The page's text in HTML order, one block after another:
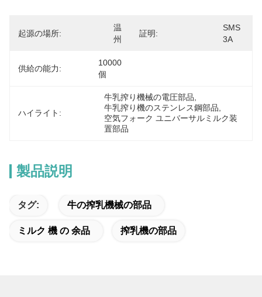
起源の場所:
温
州
証明:
SMS
3A
供給の能力:
10000
個
ハイライト:
牛乳搾り機械の電圧部品
牛乳搾り機のステンレス鋼部品
空気フォーク ユニバーサルミルク装
置部品
製品説明
タグ: 牛の搾乳機械の部品
ミルク 機 の 余品 搾乳機の部品